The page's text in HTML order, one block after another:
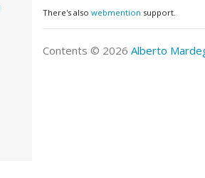
There's also webmention support.
Contents © 2026 Alberto